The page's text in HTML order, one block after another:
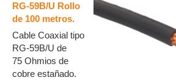
RG-59B/U Rollo
de 100 metros.
Cable Coaxial tipo
RG-59B/U de
75 Ohmios de
cobre estañado.